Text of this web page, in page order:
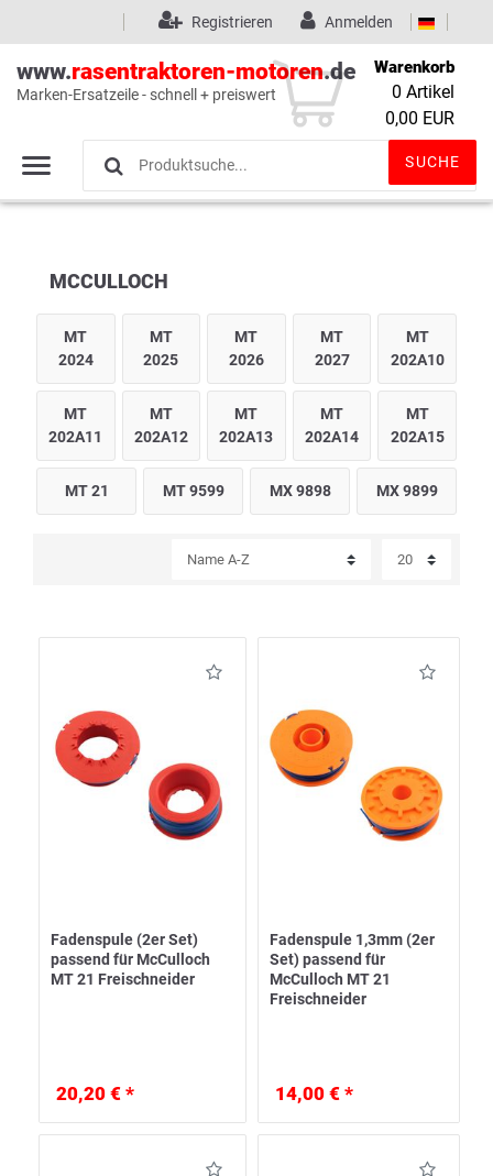
Wunschliste (0)
Anmelden
Registrieren
www.rasentraktoren-motoren.de
Marken-Ersatzeile - schnell + preiswert
SUCHE
Warenkorb
0 Artikel
0,00 EUR
MCCULLOCH
MT
2024
MT
2025
MT
2026
MT
2027
MT
202A10
MT
202A11
MT
202A12
MT
202A13
MT
202A14
MT
202A15
MT 21 MT 9599 MX 9898 MX 9899
Fadenspule (2er Set)
passend für McCulloch
MT 21 Freischneider
20,20 € *
Fadenspule 1,3mm (2er
Set) passend für
McCulloch MT 21
Freischneider
14,00 € *